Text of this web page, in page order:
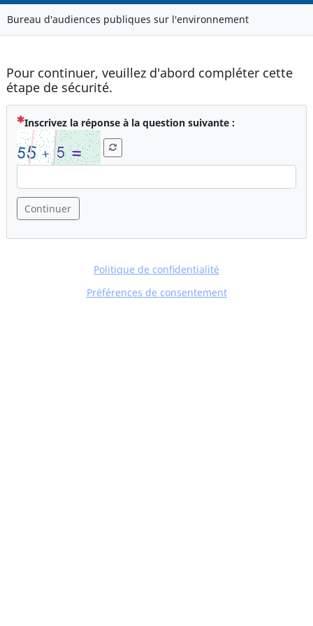
Bureau d'audiences publiques sur l'environnement
Pour continuer, veuillez d'abord compléter cette
étape de sécurité.
Inscrivez la réponse à la question suivante :( Obligatoire )
Continuer
Politique de confidentialité
Préférences de consentement